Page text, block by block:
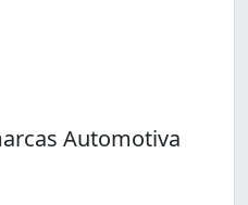
Automotiva